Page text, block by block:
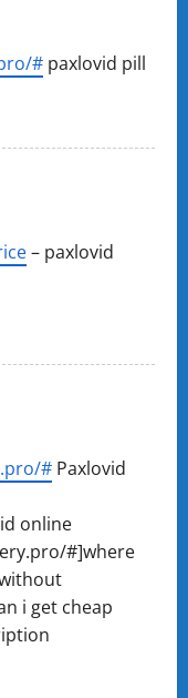
# paxlovid pill
– paxlovid
# Paxlovid
online
#]where
i get cheap